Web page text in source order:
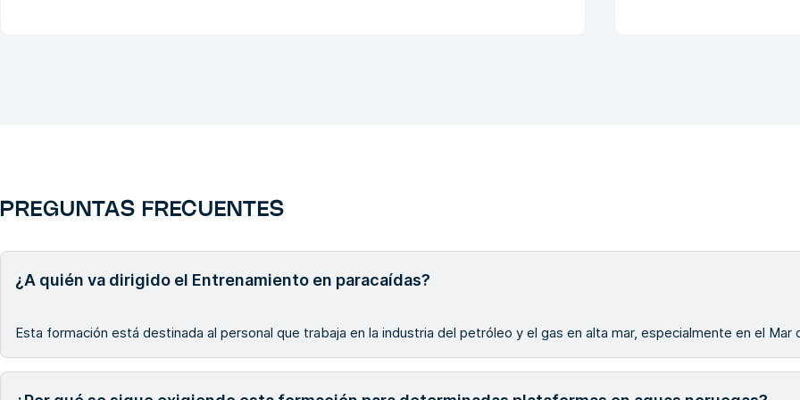
PREGUNTAS FRECUENTES
¿A quién va dirigido el Entrenamiento en paracaídas?
Esta formación está destinada al personal que trabaja en la industria del petróleo y el gas en alta mar, especialmente en el Mar